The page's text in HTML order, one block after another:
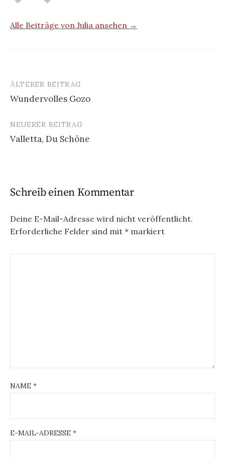
Alle Beiträge von Julia ansehen →
Beitrags-
Navigation
ÄLTERER BEITRAG
Wundervolles Gozo
NEUERER BEITRAG
Valletta, Du Schöne
Schreib einen Kommentar
Deine E-Mail-Adresse wird nicht veröffentlicht.
Erforderliche Felder sind mit * markiert
NAME *
E-MAIL-ADRESSE *